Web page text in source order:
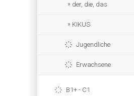
der, die, das
KIKUS
Jugendliche
Erwachsene
B1+ - C1